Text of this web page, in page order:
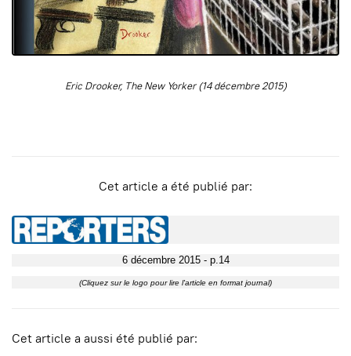
Eric Drooker, The New Yorker (14 décembre 2015)
Cet article a été publié par:
6 décembre 2015 - p.14
(Cliquez sur le logo pour lire l'article en format journal)
Cet article a aussi été publié par: